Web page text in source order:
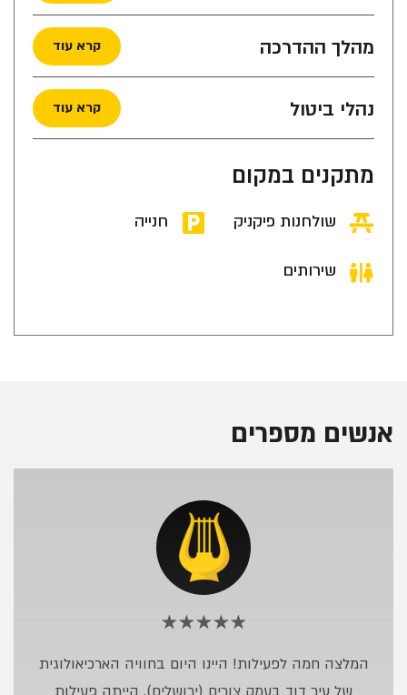
מהלך ההדרכה קרא עוד
נהלי ביטול קרא עוד
מתקנים במקום
שולחנות פיקניק חנייה
שירותים
אנשים מספרים
5
מתוך
רעות
המלצה חמה לפעילות! היינו היום בחוויה הארכיאולוגית
של עיר דוד בעמק צורים (ירושלים). הייתה פעילות